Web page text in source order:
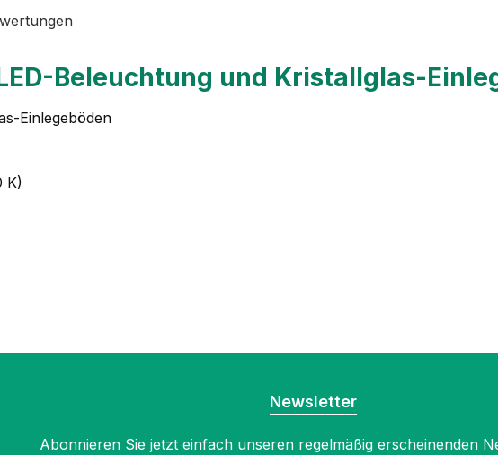
Beleuchtung und Kristallglas-
Einlegeböden
K)
Newsletter
Abonnieren Sie jetzt einfach unseren regelmäßig erscheinenden